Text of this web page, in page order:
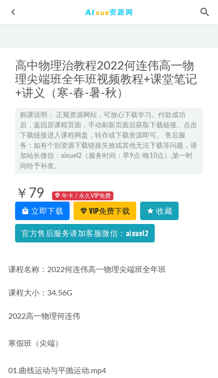
高中物理治教程2022何连伟高一物
理尖端班全年班视频教程+课堂笔记
+讲义（寒-春-暑-秋）
购课说明： 正规资源网站，可放心下载学习。付款成功
后，返回原课程页面，手动刷新页面后获取下载链接。点击
下载链接进入课程网盘，转存或下载资源即可。 售后服
务：如有个别资源下载链接失效或其他无法下载等问题，请
加站长微信：aixuel2（服务时间：早9点-晚10点）,第一时
间给予补发。
￥79 年卡 / 永久VIP免费
立即下载 VIP免费下载 收藏
官方售后服务请加客服微信：aixuel2
课程名称：2022何连伟高一物理尖端班全年班
课程大小：34.56G
2022高一物理何连伟
寒假班（尖端）
01.曲线运动与平抛运动.mp4
23年高中化学网课2023李伟高二化学s视频教程+讲义（暑假
班+秋季班） 2023-01-02
2026年孙竟轩高一物理a+上学期秋季班网课教程 2025-10-19
2026张亚柔高三语文a+二轮复习春季班视频教程+课堂笔记
2026-03-25
23年高中英语网课教程乐学2023付轩屿高一英语视频教程
（暑假班+秋季班）
2023-02-13